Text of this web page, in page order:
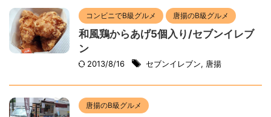
コンビニでB級グルメ 唐揚のB級グルメ
和風鶏からあげ5個入り/セブンイレブ
ン
2013/8/16 セブンイレブン, 唐揚
唐揚のB級グルメ